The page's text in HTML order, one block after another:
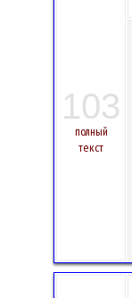
103
полный
текст